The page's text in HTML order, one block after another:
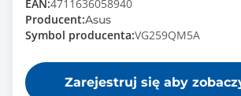
EAN:4711636058940
Producent:Asus
Symbol producenta:VG259QM5A
Zarejestruj się aby